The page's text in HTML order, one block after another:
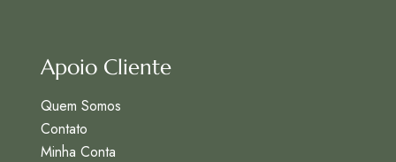
Apoio Cliente
Quem Somos
Contato
Minha Conta